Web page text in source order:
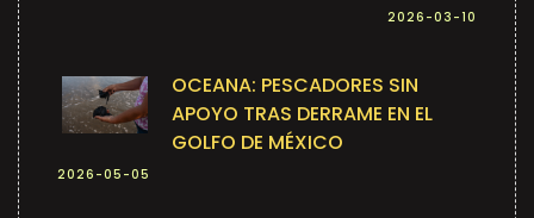
2026-03-10
OCEANA: PESCADORES SIN
APOYO TRAS DERRAME EN EL
GOLFO DE MÉXICO
2026-05-05